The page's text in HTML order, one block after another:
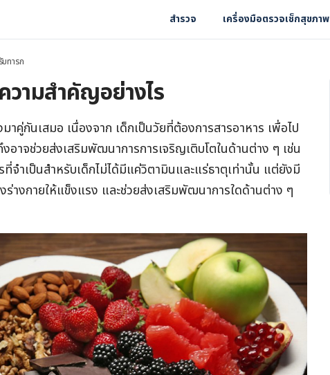
สำรวจ เครื่องมือตรวจเช็กสุขภาพ
บทารก
วามสำคัญอย่างไร
าคู่กันเสมอ เนื่องจาก เด็กเป็นวัยที่ต้องการสารอาหาร เพื่อไป
อาจช่วยส่งเสริมพัฒนาการการเจริญเติบโตในด้านต่าง ๆ เช่น
จำเป็นสำหรับเด็กไม่ได้มีแค่วิตามินและแร่ธาตุเท่านั้น แต่ยังมี
ร่างกายให้แข็งแรง และช่วยส่งเสริมพัฒนาการใดด้านต่าง ๆ